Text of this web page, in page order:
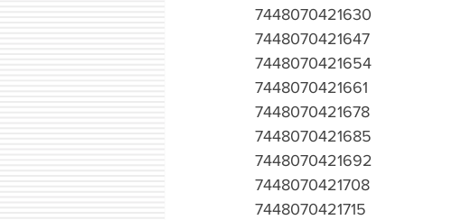
7448070421630
7448070421647
7448070421654
7448070421661
7448070421678
7448070421685
7448070421692
7448070421708
7448070421715